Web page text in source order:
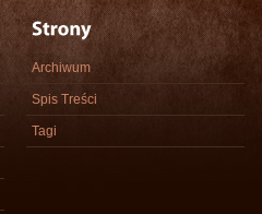
Archiwum
Spis Treści
Tagi